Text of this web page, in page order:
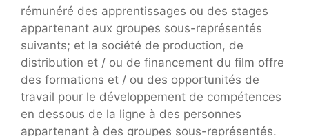
rémunéré des apprentissages ou des stages
appartenant aux groupes sous-représentés
suivants; et la société de production, de
distribution et / ou de financement du film offre
des formations et / ou des opportunités de
travail pour le développement de compétences
en dessous de la ligne à des personnes
appartenant à des groupes sous-représentés.